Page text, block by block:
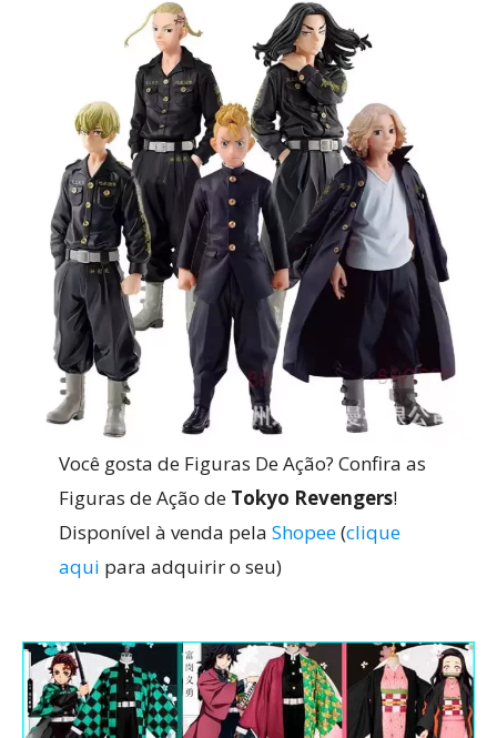
Você gosta de Figuras De Ação? Confira as
Figuras de Ação de Tokyo Revengers!
Disponível à venda pela Shopee(clique
aqui para adquirir o seu)